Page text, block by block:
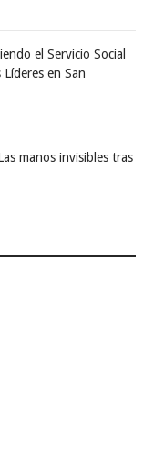
el Servicio Social
en San
manos invisibles tras